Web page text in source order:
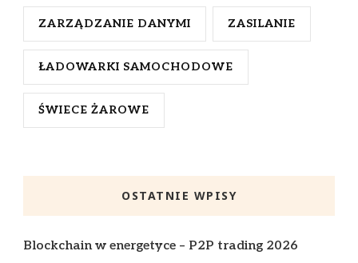
ZARZĄDZANIE DANYMI ZASILANIE
ŁADOWARKI SAMOCHODOWE
ŚWIECE ŻAROWE
OSTATNIE WPISY
Blockchain w energetyce – P2P trading 2026